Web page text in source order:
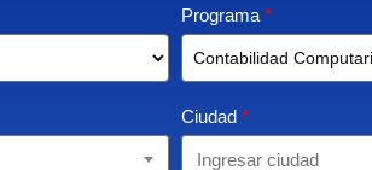
Programa *
Ciudad *